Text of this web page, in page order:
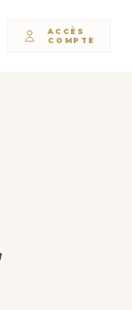
ACCÈS
COMPTE